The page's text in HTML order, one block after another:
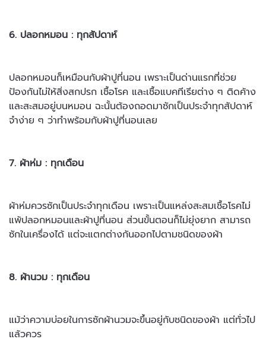
6. ปลอกหมอน : ทุกสัปดาห์
ปลอกหมอนก็เหมือนกับผ้าปูที่นอน เพราะเป็นด่านแรกที่ช่วย
ป้องกันไม่ให้สิ่งสกปรก เชื้อโรค และเชื้อแบคทีเรียต่าง ๆ ติดค้าง
และสะสมอยู่บนหมอนฉะนั้นต้องถอดมาซักเป็นประจำทุกสัปดาห์
จำง่าย ๆ ว่าทำพร้อมกับผ้าปูที่นอนเลย
7. ผ้าห่ม : ทุกเดือน
ผ้าห่มควรซักเป็นประจำทุกเดือน เพราะเป็นแหล่งสะสมเชื้อโรคไม่
แพ้ปลอกหมอนและผ้าปูที่นอน ส่วนขั้นตอนก็ไม่ยุ่งยาก สามารถ
ซักในเครื่องได้ แต่จะแตกต่างกันออกไปตามชนิดของผ้า
8. ผ้านวม : ทุกเดือน
แม้ว่าความบ่อยในการซักผ้านวมจะขึ้นอยู่กับชนิดของผ้า แต่ทั่วไป
แล้วควร